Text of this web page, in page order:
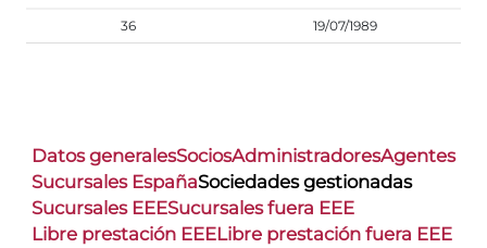
36 19/07/1989
Datos generalesSociosAdministradoresAgentes
Sucursales EspañaSociedades gestionadas
Sucursales EEESucursales fuera EEE
Libre prestación EEELibre prestación fuera EEE